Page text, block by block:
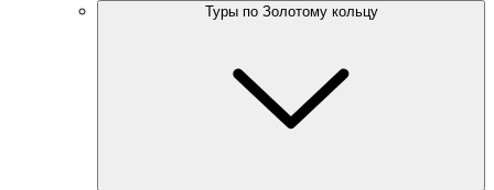
Туры по Золотому кольцу